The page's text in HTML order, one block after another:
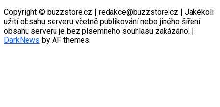
Copyright © buzzstore.cz | redakce@buzzstore.cz | Jakékoli
užití obsahu serveru včetně publikování nebo jiného šíření
obsahu serveru je bez písemného souhlasu zakázáno. |
DarkNews by AF themes.